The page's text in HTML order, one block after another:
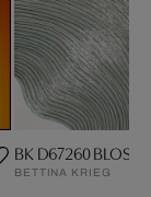
BK D67260
BETTINA KRIEG